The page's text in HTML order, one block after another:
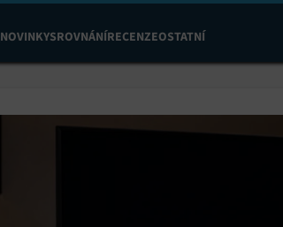
NOVINKYSROVNÁNÍRECENZEOSTATNÍ